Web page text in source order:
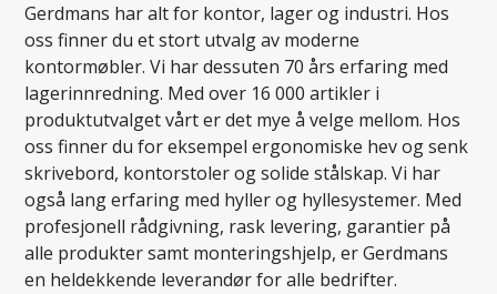
Gerdmans har alt for kontor, lager og industri. Hos
oss finner du et stort utvalg av moderne
kontormøbler. Vi har dessuten 70 års erfaring med
lagerinnredning. Med over 16 000 artikler i
produktutvalget vårt er det mye å velge mellom. Hos
oss finner du for eksempel ergonomiske hev og senk
skrivebord, kontorstoler og solide stålskap. Vi har
også lang erfaring med hyller og hyllesystemer. Med
profesjonell rådgivning, rask levering, garantier på
alle produkter samt monteringshjelp, er Gerdmans
en heldekkende leverandør for alle bedrifter.